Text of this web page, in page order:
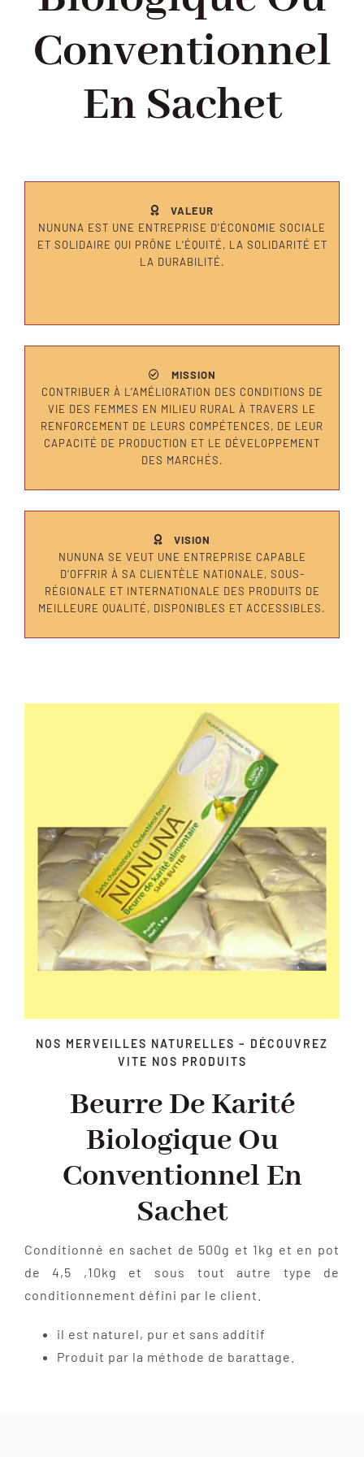
Nos services
Conventionnel
En Sachet
VALEUR
NUNUNA EST UNE ENTREPRISE D’ÉCONOMIE SOCIALE
ET SOLIDAIRE QUI PRÔNE L’ÉQUITÉ, LA SOLIDARITÉ ET
LA DURABILITÉ.
MISSION
CONTRIBUER À L’AMÉLIORATION DES CONDITIONS DE
VIE DES FEMMES EN MILIEU RURAL À TRAVERS LE
RENFORCEMENT DE LEURS COMPÉTENCES, DE LEUR
CAPACITÉ DE PRODUCTION ET LE DÉVELOPPEMENT
DES MARCHÉS.
VISION
NUNUNA SE VEUT UNE ENTREPRISE CAPABLE
D’OFFRIR À SA CLIENTÈLE NATIONALE, SOUS-
RÉGIONALE ET INTERNATIONALE DES PRODUITS DE
MEILLEURE QUALITÉ, DISPONIBLES ET ACCESSIBLES.
NOS MERVEILLES NATURELLES – DÉCOUVREZ
VITE NOS PRODUITS
Beurre De Karité
Biologique Ou
Conventionnel En
Sachet
Conditionné en sachet de 500g et 1kg et en pot
de 4,5 ,10kg et sous tout autre type de
conditionnement défini par le client.
il est naturel, pur et sans additif
Produit par la méthode de barattage.